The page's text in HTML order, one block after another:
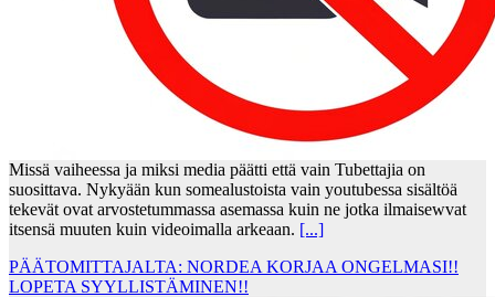
Missä vaiheessa ja miksi media päätti että vain Tubettajia on
suosittava. Nykyään kun somealustoista vain youtubessa sisältöä
tekevät ovat arvostetummassa asemassa kuin ne jotka ilmaisewvat
itsensä muuten kuin videoimalla arkeaan. [...]
PÄÄTOMITTAJALTA: NORDEA KORJAA ONGELMASI!!
LOPETA SYYLLISTÄMINEN!!